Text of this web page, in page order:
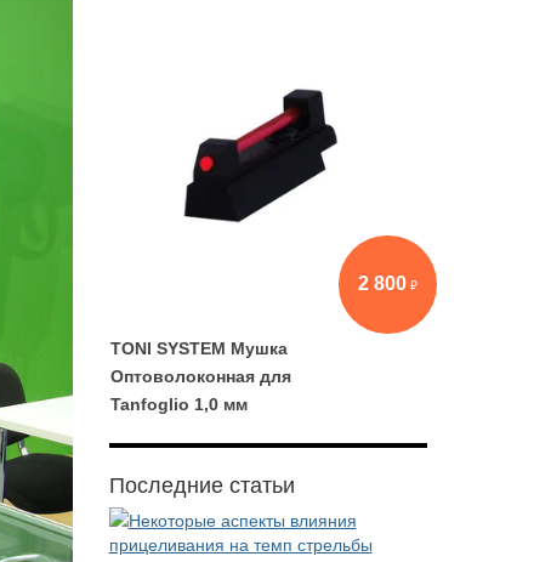
2 800
TONI SYSTEM Мушка
Оптоволоконная для
Tanfoglio 1,0 мм
Последние статьи